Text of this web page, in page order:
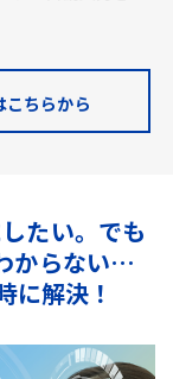
ちらから
たい。 でも
からない…
に解決！